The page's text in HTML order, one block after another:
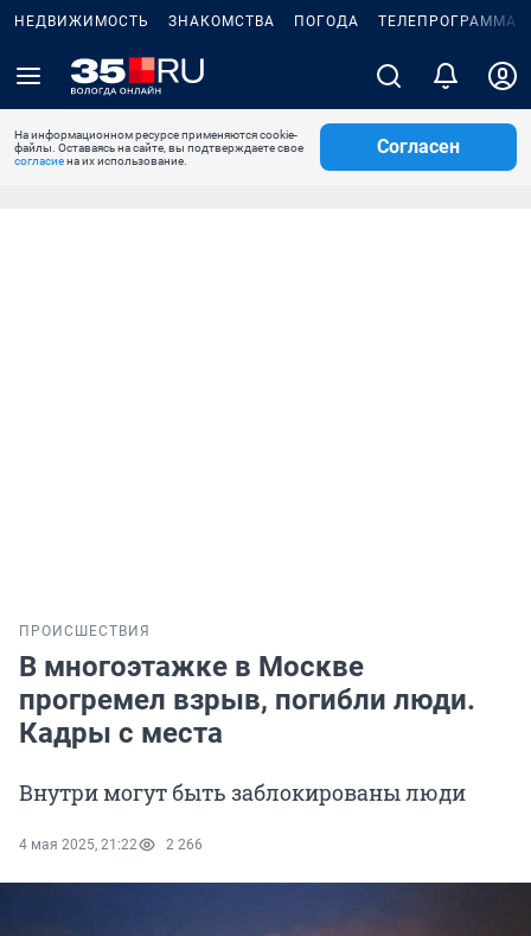
НЕДВИЖИМОСТЬ ЗНАКОМСТВА ПОГОДА ТЕЛЕПРОГРАММА
На информационном ресурсе применяются cookie-
файлы. Оставаясь на сайте, вы подтверждаете свое
согласиена их использование.
Согласен
ПРОИСШЕСТВИЯ
В многоэтажке в Москве
прогремел взрыв, погибли люди.
Кадры с места
Внутри могут быть заблокированы люди
4 мая 2025, 21:22 2 266